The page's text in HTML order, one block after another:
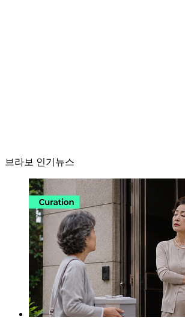
브라보 인기뉴스